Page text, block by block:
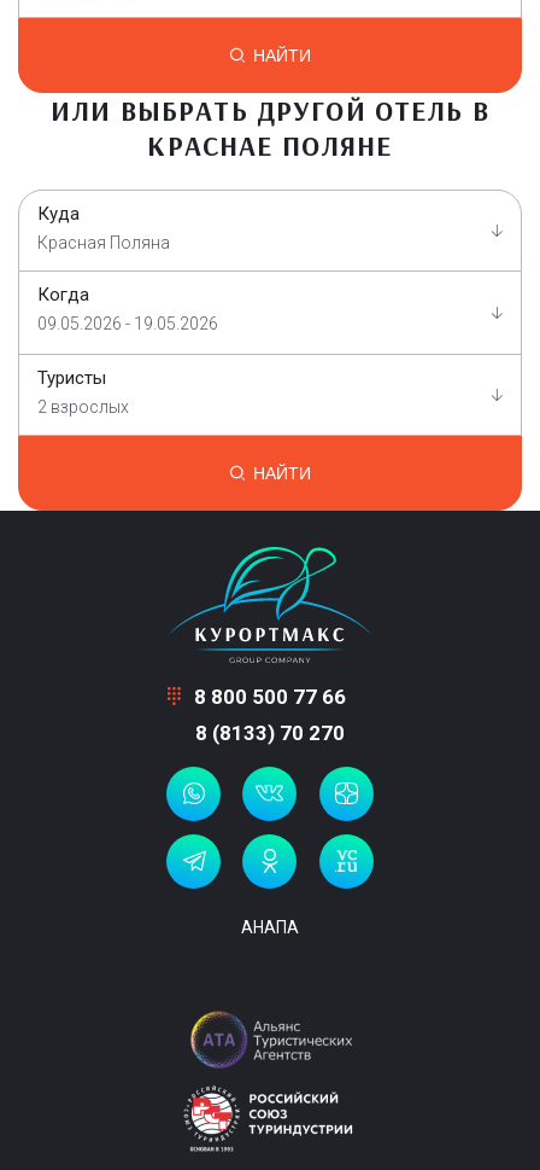
НАЙТИ
ИЛИ ВЫБРАТЬ ДРУГОЙ ОТЕЛЬ В
КРАСНАЕ ПОЛЯНЕ
Куда
Красная Поляна
Когда
09.05.2026 - 19.05.2026
Туристы
2 взрослых
НАЙТИ
8 800 500 77 66
8 (8133) 70 270
АНАПА